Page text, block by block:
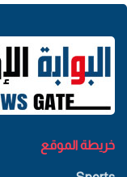
خريطة الموقع